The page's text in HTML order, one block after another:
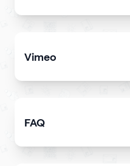
Vimeo
FAQ
Demonstrate the